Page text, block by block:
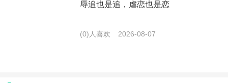
辱追也是追，虐恋也是恋
(0)人喜欢 2026-08-07